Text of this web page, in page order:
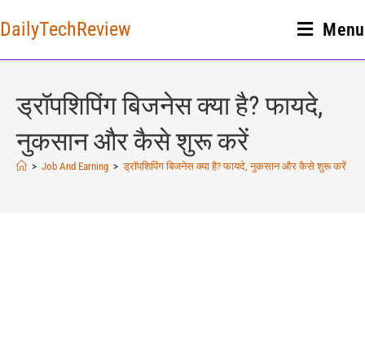
DailyTechReview Menu
ड्रॉपशिपिंग बिजनेस क्या है? फायदे,
नुकसान और कैसे शुरू करें
> Job And Earning > ड्रॉपशिपिंग बिजनेस क्या है? फायदे, नुकसान और कैसे शुरू करें